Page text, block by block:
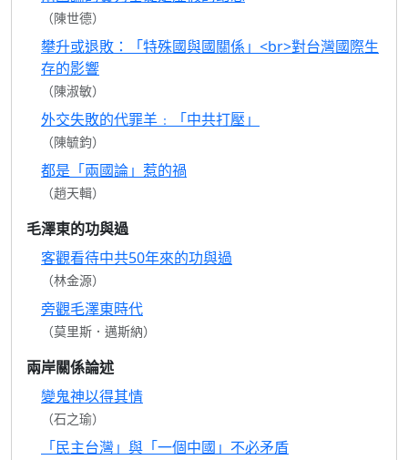
（陳世德）
攀升或退敗：「特殊國與國關係」<br>對台灣國際生
存的影響
（陳淑敏）
外交失敗的代罪羊﹕「中共打壓」
（陳毓鈞）
都是「兩國論」惹的禍
（趙天輯）
毛澤東的功與過
客觀看待中共50年來的功與過
（林金源）
旁觀毛澤東時代
（莫里斯．邁斯納）
兩岸關係論述
變鬼神以得其情
（石之瑜）
「民主台灣」與「一個中國」不必矛盾